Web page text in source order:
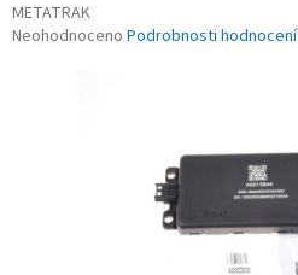
METATRAK
Průměrné
Neohodnoceno Podrobnosti hodnocení